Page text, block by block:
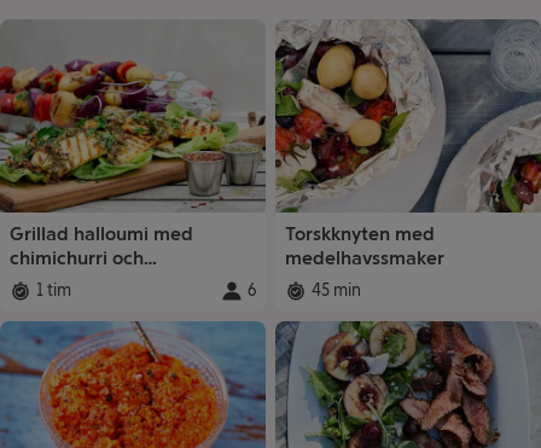
Recept
Grillad halloumi med
chimichurri och
grönsaksspett
Total tid
1 tim Portioner:
6
Torskknyten med
medelhavssmaker
Total tid:
45 min